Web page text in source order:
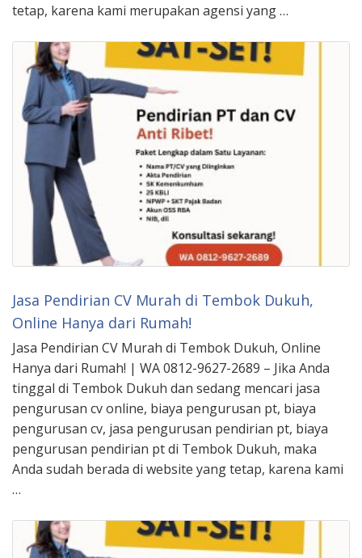
tetap, karena kami merupakan agensi yang …
Jasa Pendirian CV Murah di Tembok Dukuh,
Online Hanya dari Rumah!
Jasa Pendirian CV Murah di Tembok Dukuh, Online
Hanya dari Rumah! | WA 0812-9627-2689 – Jika Anda
tinggal di Tembok Dukuh dan sedang mencari jasa
pengurusan cv online, biaya pengurusan pt, biaya
pengurusan cv, jasa pengurusan pendirian pt, biaya
pengurusan pendirian pt di Tembok Dukuh, maka
Anda sudah berada di website yang tetap, karena kami
…